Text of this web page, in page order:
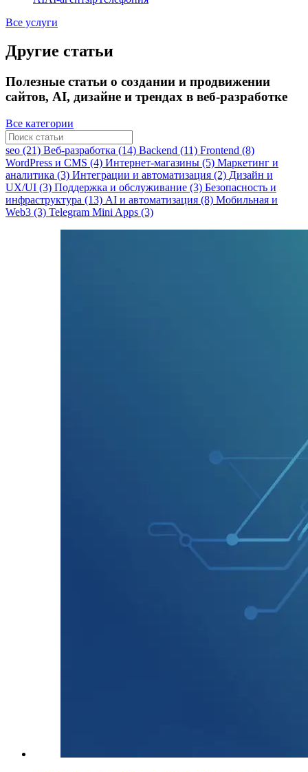
Все услуги
Другие статьи
Полезные статьи о создании и продвижении
сайтов, AI, дизайне и трендах в веб-разработке
Все категории
seo (21) Веб-разработка (14) Backend (11) Frontend (8)
WordPress и CMS (4) Интернет-магазины (5) Маркетинг и
аналитика (3) Интеграции и автоматизация (2) Дизайн и
UX/UI (3) Поддержка и обслуживание (3) Безопасность и
инфраструктура (13) AI и автоматизация (8) Мобильная и
Web3 (3) Telegram Mini Apps (3)